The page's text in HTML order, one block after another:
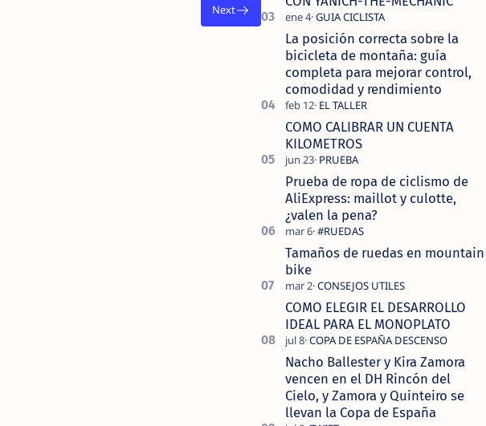
La posición correcta sobre la
bicicleta de montaña: guía
completa para mejorar control,
comodidad y rendimiento
COMO CALIBRAR UN CUENTA
KILOMETROS
Prueba de ropa de ciclismo de
AliExpress: maillot y culotte,
¿valen la pena?
Tamaños de ruedas en mountain
bike
COMO ELEGIR EL DESARROLLO
IDEAL PARA EL MONOPLATO
Nacho Ballester y Kira Zamora
vencen en el DH Rincón del
Cielo, y Zamora y Quinteiro se
llevan la Copa de España